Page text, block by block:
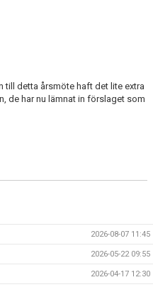
till detta årsmöte haft det lite extra
de har nu lämnat in förslaget som
2026-08-07 11:45
2026-05-22 09:55
2026-04-17 12:30